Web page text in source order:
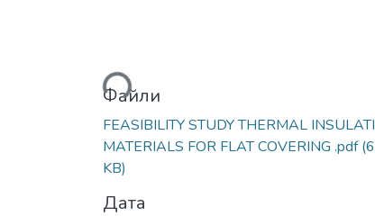
Вантажиться...
Файли
FEASIBILITY STUDY THERMAL
MATERIALS FOR FLAT COVERING .pdf
KB)
Дата